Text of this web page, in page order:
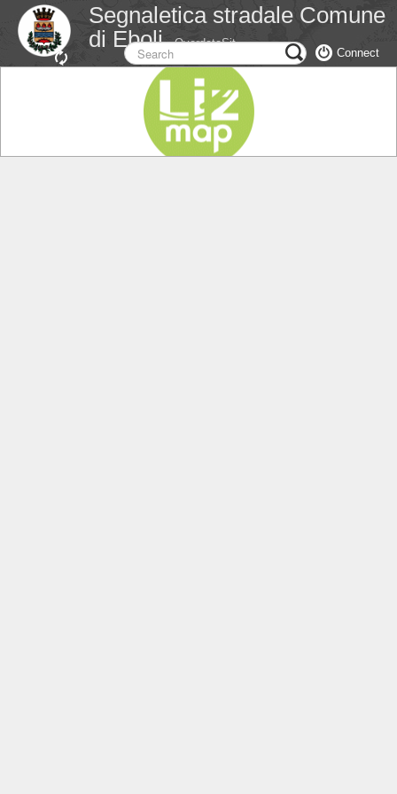
Segnaletica stradale Comune
di Eboli OverdataSit
Connect